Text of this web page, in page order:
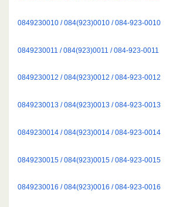
0849230010 / 084(923)0010 / 084-923-0010
0849230011 / 084(923)0011 / 084-923-0011
0849230012 / 084(923)0012 / 084-923-0012
0849230013 / 084(923)0013 / 084-923-0013
0849230014 / 084(923)0014 / 084-923-0014
0849230015 / 084(923)0015 / 084-923-0015
0849230016 / 084(923)0016 / 084-923-0016